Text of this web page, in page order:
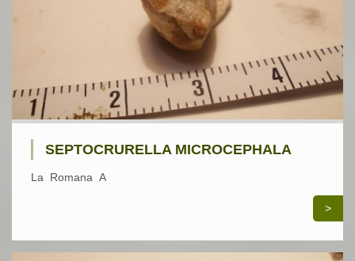
SEPTOCRURELLA MICROCEPHALA
La Romana A
>